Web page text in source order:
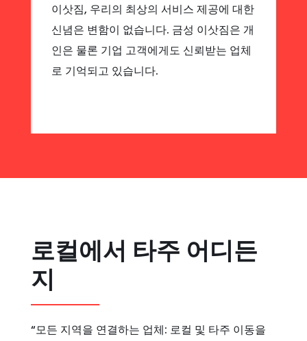
이삿짐, 우리의 최상의 서비스 제공에 대한
신념은 변함이 없습니다. 금성 이삿짐은 개
인은 물론 기업 고객에게도 신뢰받는 업체
로 기억되고 있습니다.
로컬에서 타주 어디든
지
“모든 지역을 연결하는 업체: 로컬 및 타주 이동을